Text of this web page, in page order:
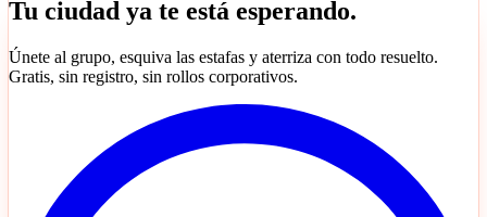
Tu ciudad ya te está esperando.
Únete al grupo, esquiva las estafas y aterriza con todo resuelto.
Gratis, sin registro, sin rollos corporativos.